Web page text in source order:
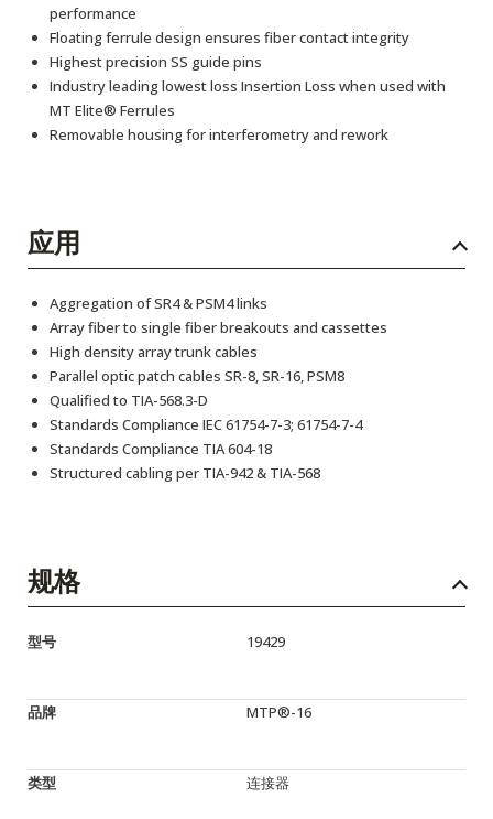
performance
Floating ferrule design ensures fiber contact integrity
Highest precision SS guide pins
Industry leading lowest loss Insertion Loss when used with
MT Elite® Ferrules
Removable housing for interferometry and rework
应用
Aggregation of SR4 & PSM4 links
Array fiber to single fiber breakouts and cassettes
High density array trunk cables
Parallel optic patch cables SR-8, SR-16, PSM8
Qualified to TIA-568.3-D
Standards Compliance IEC 61754-7-3; 61754-7-4
Standards Compliance TIA 604-18
Structured cabling per TIA-942 & TIA-568
规格
型号 19429
品牌 MTP®-16
类型 连接器